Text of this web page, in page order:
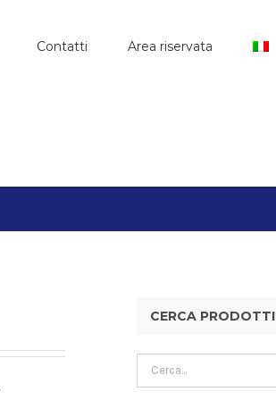
Contatti Area riservata
CERCA PRODOTTI